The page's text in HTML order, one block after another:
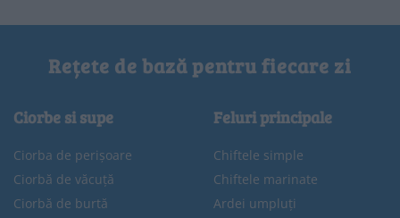
Rețete de bază pentru fiecare zi
Ciorbe si supe
Ciorba de perișoare
Ciorbă de văcuță
Ciorbă de burtă
Feluri principale
Chiftele simple
Chiftele marinate
Ardei umpluți